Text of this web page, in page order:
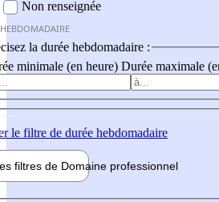
Non renseignée
la durée hebdomadaire :
minimale (en heure) Durée maximale
le filtre de durée hebdomadaire
filtres de Domaine professionnel